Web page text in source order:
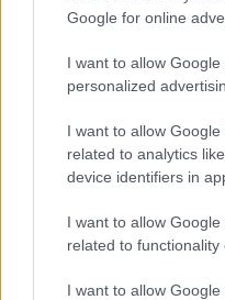
Google for online
I want to allow
personalized
I want to allow
related to analytics
device identifiers in
I want to allow
related to functionality
I want to allow